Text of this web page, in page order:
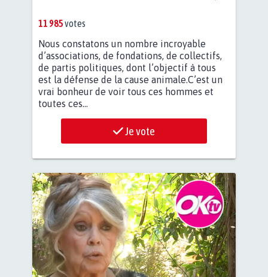
11 985votes
Nous constatons un nombre incroyable
d’associations, de fondations, de collectifs,
de partis politiques, dont l’objectif à tous
est la défense de la cause animale.C’est un
vrai bonheur de voir tous ces hommes et
toutes ces...
Je vote